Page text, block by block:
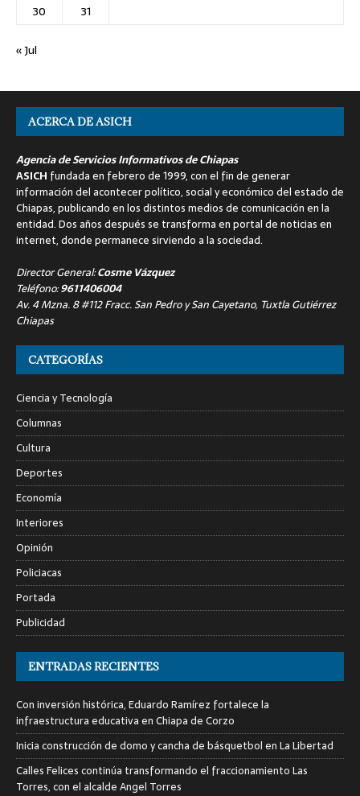
30
31
« Jul
ACERCA DE ASICH
Agencia de Servicios Informativos de Chiapas
ASICH fundada en febrero de 1999, con el fin de generar
información del acontecer político, social y económico del estado de
Chiapas, publicando en los distintos medios de comunicación en la
entidad. Dos años después se transforma en portal de noticias en
internet, donde permanece sirviendo a la sociedad.
Director General:Cosme Vázquez
Teléfono:9611406004
Av. 4 Mzna. 8 #112 Fracc. San Pedro y San Cayetano, Tuxtla Gutiérrez
Chiapas
CATEGORÍAS
Ciencia y Tecnología
Columnas
Cultura
Deportes
Economía
Interiores
Opinión
Policiacas
Portada
Publicidad
ENTRADAS RECIENTES
Con inversión histórica, Eduardo Ramírez fortalece la
infraestructura educativa en Chiapa de Corzo
Inicia construcción de domo y cancha de básquetbol en La Libertad
Calles Felices continúa transformando el fraccionamiento Las
Torres, con el alcalde Angel Torres